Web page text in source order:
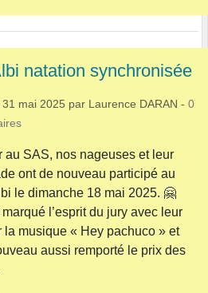
natation synchronisée
31 mai 2025 par Laurence DARAN - 0
au SAS, nos nageuses et leur
ont de nouveau participé au
le dimanche 18 mai 2025. 🤗
l’esprit du jury avec leur
la musique « Hey pachuco » et
aussi remporté le prix des